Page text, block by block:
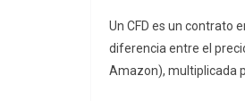
Un CFD es un contrato
diferencia entre el
Amazon), multiplicada